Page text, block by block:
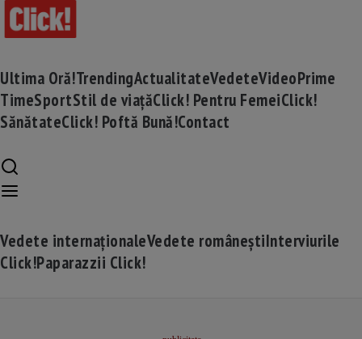
Ultima Oră!TrendingActualitateVedeteVideoPrime
TimeSportStil de viațăClick! Pentru FemeiClick!
SănătateClick! Poftă Bună!Contact
Vedete internaționaleVedete româneștiInterviurile
Click!Paparazzii Click!